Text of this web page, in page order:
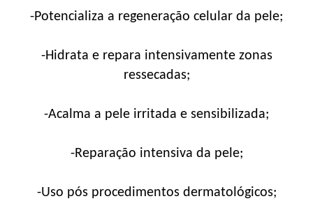
-Potencializa a regeneração celular da pele;
-Hidrata e repara intensivamente zonas
ressecadas;
-Acalma a pele irritada e sensibilizada;
-Reparação intensiva da pele;
-Uso pós procedimentos dermatológicos;